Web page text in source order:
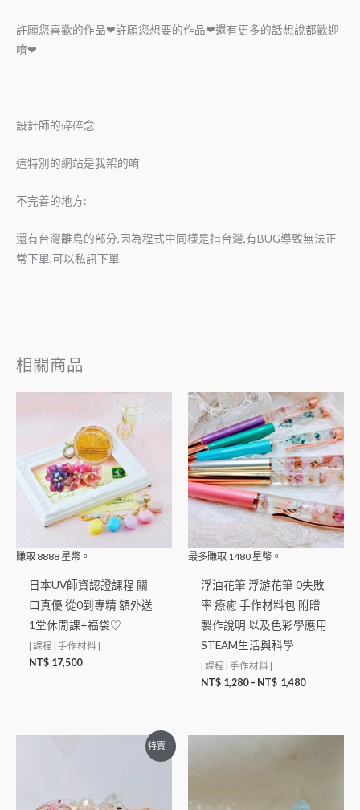
許願您喜歡的作品❤許願您想要的作品❤還有更多的話想說都歡迎
唷❤
設計師的碎碎念
這特別的網站是我架的唷
不完善的地方:
還有台灣離島的部分,因為程式中同樣是指台灣,有BUG導致無法正
常下單,可以私訊下單
相關商品
賺取 8888 星幣。
日本UV師資認證課程 關
口真優 從0到專精 額外送
1堂休閒課+福袋♡
| 課程 | 手作材料 |
NT$ 17,500
最多賺取 1480 星幣。
浮油花筆 浮游花筆 0失敗
率 療癒 手作材料包 附贈
製作說明 以及色彩學應用
STEAM生活與科學
| 課程 | 手作材料 |
NT$ 1,280– NT$ 1,480
特賣！